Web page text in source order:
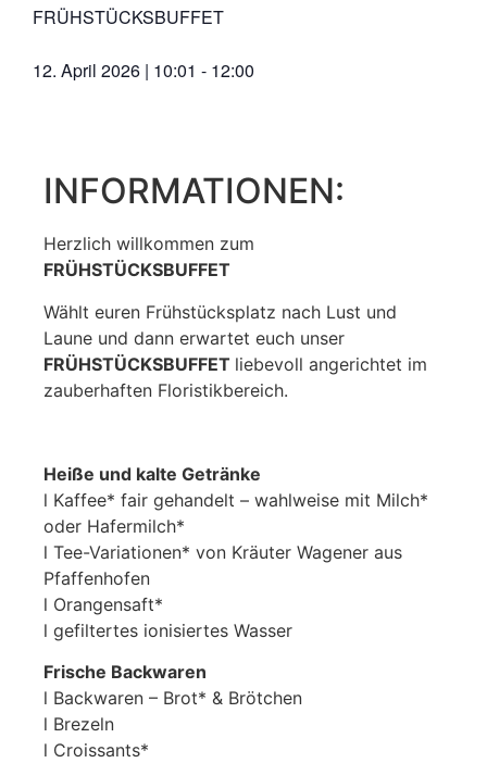
FRÜHSTÜCKSBUFFET
12. April 2026 | 10:01 - 12:00
INFORMATIONEN:
Herzlich willkommen zum
FRÜHSTÜCKSBUFFET
Wählt euren Frühstücksplatz nach Lust und
Laune und dann erwartet euch unser
FRÜHSTÜCKSBUFFET liebevoll angerichtet im
zauberhaften Floristikbereich.
Heiße und kalte Getränke
l Kaffee* fair gehandelt – wahlweise mit Milch*
oder Hafermilch*
l Tee-Variationen* von Kräuter Wagener aus
Pfaffenhofen
l Orangensaft*
l gefiltertes ionisiertes Wasser
Frische Backwaren
l Backwaren – Brot* & Brötchen
l Brezeln
l Croissants*